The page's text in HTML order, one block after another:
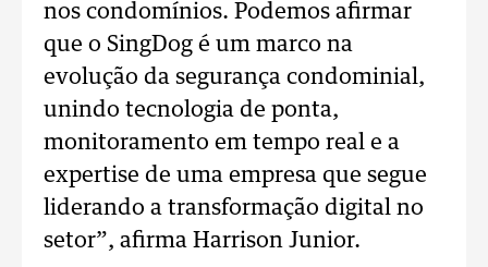
nos condomínios. Podemos afirmar
que o SingDog é um marco na
evolução da segurança condominial,
unindo tecnologia de ponta,
monitoramento em tempo real e a
expertise de uma empresa que segue
liderando a transformação digital no
setor”, afirma Harrison Junior.